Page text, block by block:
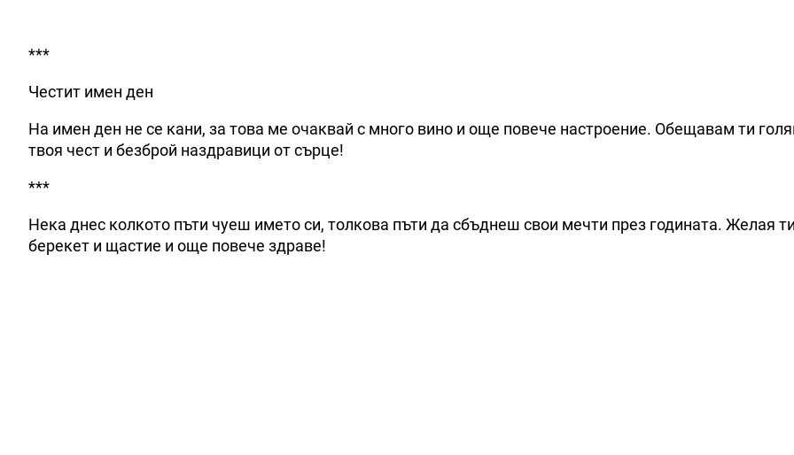
***
Честит имен ден
На имен ден не се кани, за това ме очаквай с много вино и още повече настроение. Обещавам ти
твоя чест и безброй наздравици от сърце!
***
Нека днес колкото пъти чуеш името си, толкова пъти да сбъднеш свои мечти през годината. Желая
берекет и щастие и още повече здраве!